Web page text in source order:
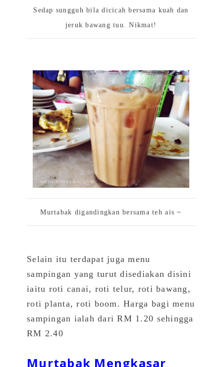
Sedap sungguh bila dicicah bersama kuah dan
jeruk bawang tuu. Nikmat!
Murtabak digandingkan bersama teh ais ~
Selain itu terdapat juga menu
sampingan yang turut disediakan disini
iaitu roti canai, roti telur, roti bawang,
roti planta, roti boom. Harga bagi menu
sampingan ialah dari RM 1.20 sehingga
RM 2.40
Murtabak Mengkasar